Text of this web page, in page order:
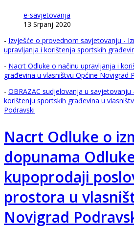
e-savjetovanja
13 Srpanj 2020
- Izvješće o provednom savjetovanju -
upravljanja i korištenja sportskih
- Nacrt Odluke o načinu upravljanja i
građevina u vlasništvu Općine Novigrad
- OBRAZAC sudjelovanja u savjetovanju
korištenju sportskih građevina u
Podravski
Nacrt Odluke o
dopunama
kupoprodaji
prostora u
Novigrad